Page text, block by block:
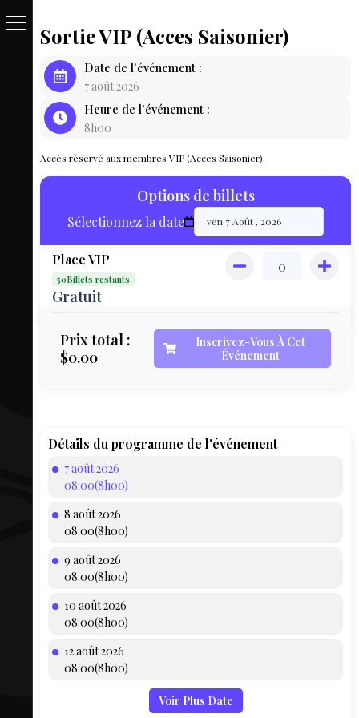
PASSE
BILLET
LIVE
MAP
MON
COMPTE
AEQ
Sortie VIP (Acces Saisonier)
Date de l'événement :
7 août 2026
Heure de l'événement :
8h00
Accès réservé aux membres VIP (Acces Saisonier).
Options de billets
Sélectionnez la date
Place VIP
50Billets restants
Gratuit
Prix total :
$0.00
Inscrivez-Vous À Cet
Événement
Détails du programme de l'événement
7 août 2026
08:00(8h00)
8 août 2026
08:00(8h00)
9 août 2026
08:00(8h00)
10 août 2026
08:00(8h00)
12 août 2026
08:00(8h00)
Voir Plus Date